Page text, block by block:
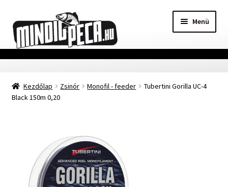
a
navigációhoz
a
tartalomba
Menü
Főoldal
Adatvédelmi nyilatkozat
Szállítási Információ
Kapcsolat
Kezdőlap Zsinór Monofil - feeder
Tubertini Gorilla UC-4
Black 150m 0,20